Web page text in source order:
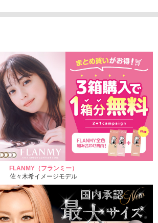
1,760円(税込)
FLANMY（フランミー）
佐々木希イメージモデル